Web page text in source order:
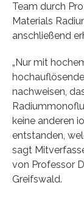
Team durch
Materials
anschließend
„Nur mit
nachweisen,
keine anderen
entstanden,
sagt
von Professor
Greifswald.